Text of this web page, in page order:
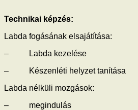
Technikai képzés:
Labda fogásának elsajátítása:
– Labda kezelése
– Készenléti helyzet tanítása
Labda nélküli mozgások:
– megindulás